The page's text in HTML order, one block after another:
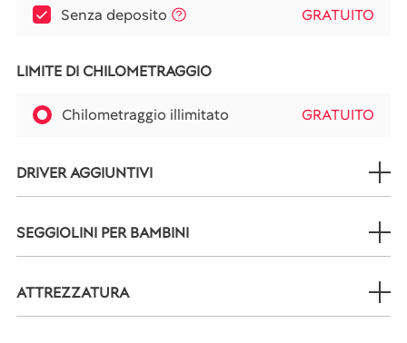
Senza deposito GRATUITO
LIMITE DI CHILOMETRAGGIO
Chilometraggio illimitato GRATUITO
DRIVER AGGIUNTIVI
SEGGIOLINI PER BAMBINI
ATTREZZATURA